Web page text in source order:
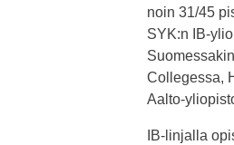
noin 31/45
SYK:n IB-
Collegessa,
Aalto-
IB-linjalla